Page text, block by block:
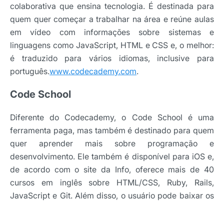
colaborativa que ensina tecnologia. É destinada para
quem quer começar a trabalhar na área e reúne aulas
em vídeo com informações sobre sistemas e
linguagens como JavaScript, HTML e CSS e, o melhor:
é traduzido para vários idiomas, inclusive para
português.www.codecademy.com.
Code School
Diferente do Codecademy, o Code School é uma
ferramenta paga, mas também é destinado para quem
quer aprender mais sobre programação e
desenvolvimento. Ele também é disponível para iOS e,
de acordo com o site da Info, oferece mais de 40
cursos em inglês sobre HTML/CSS, Ruby, Rails,
JavaScript e Git. Além disso, o usuário pode baixar os